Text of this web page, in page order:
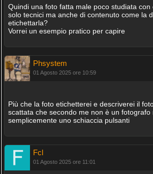
Quindi una foto fatta male poco studiata con
solo tecnici ma anche di contenuto come la
etichettarla?
Vorrei un esempio pratico per capire
Phsystem
01 Agosto 2025 ore 10:59
Più che la foto etichetterei e descriverei il
scattata che secondo me non è un fotografo
semplicemente uno schiaccia pulsanti
Fcl
01 Agosto 2025 ore 11:01